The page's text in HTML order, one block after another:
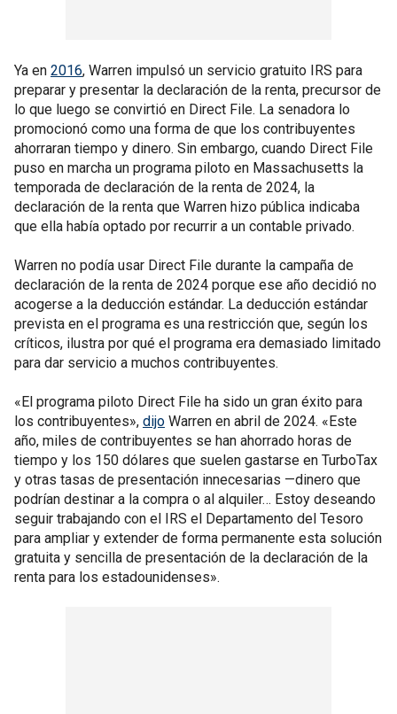
Ya en 2016, Warren impulsó un servicio gratuito IRS para
preparar y presentar la declaración de la renta, precursor de
lo que luego se convirtió en Direct File. La senadora lo
promocionó como una forma de que los contribuyentes
ahorraran tiempo y dinero. Sin embargo, cuando Direct File
puso en marcha un programa piloto en Massachusetts la
temporada de declaración de la renta de 2024, la
declaración de la renta que Warren hizo pública indicaba
que ella había optado por recurrir a un contable privado.
Warren no podía usar Direct File durante la campaña de
declaración de la renta de 2024 porque ese año decidió no
acogerse a la deducción estándar. La deducción estándar
prevista en el programa es una restricción que, según los
críticos, ilustra por qué el programa era demasiado limitado
para dar servicio a muchos contribuyentes.
«El programa piloto Direct File ha sido un gran éxito para
los contribuyentes», dijo Warren en abril de 2024. «Este
año, miles de contribuyentes se han ahorrado horas de
tiempo y los 150 dólares que suelen gastarse en TurboTax
y otras tasas de presentación innecesarias —dinero que
podrían destinar a la compra o al alquiler… Estoy deseando
seguir trabajando con el IRS el Departamento del Tesoro
para ampliar y extender de forma permanente esta solución
gratuita y sencilla de presentación de la declaración de la
renta para los estadounidenses».